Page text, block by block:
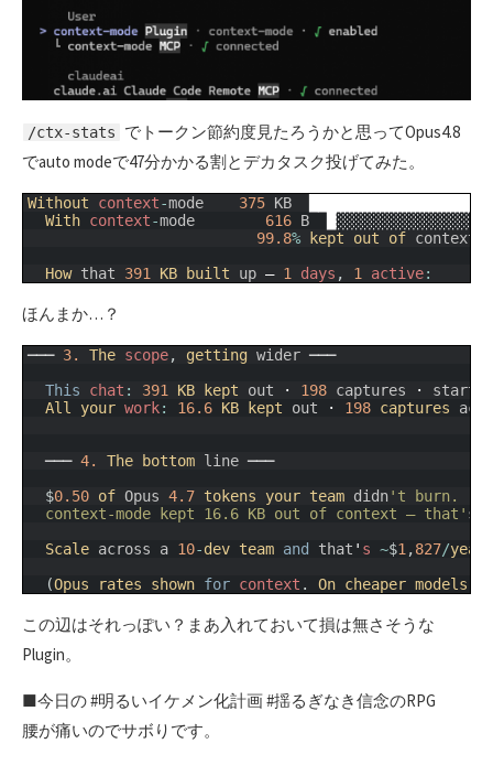
/ctx-stats
でトークン節約度見たろうかと思ってOpus4.8
でauto modeで47分かかる割とデカタスク投げてみた。
Without context-mode 375 KB
With context-mode 616 B
99.8% kept out of context
How that 391 KB built up — 1 days , 1 active:
ほんまか…？
─── 3. The scope, getting wider ───
This
chat : 391 KB kept out · 198 captures ·
started
All your work: 16.6 KB kept out · 198 captures
─── 4. The bottom line ───
$0.50 of Opus 4.7 tokens your team didn't burn.
context-mode kept 16.6 KB out of context — that' s
Scale across a 10-dev team and that ' s ~$1,827/year
(Opus rates shown for context . On cheaper models
この辺はそれっぽい？まあ入れておいて損は無さそうな
Plugin。
■今日の #明るいイケメン化計画 #揺るぎなき信念のRPG
腰が痛いのでサボりです。